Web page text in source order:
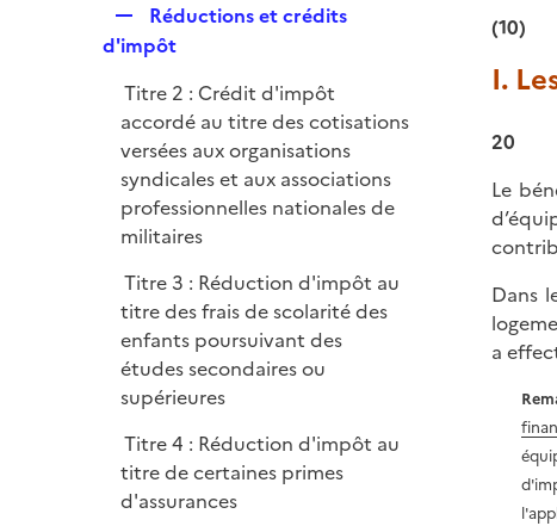
e
r
l
i
e
r
e
l
i
e
r
Réductions et crédits
d'impôt
Titre 2 : Crédit d'impôt
accordé au titre des cotisations
versées aux organisations
syndicales et aux associations
professionnelles nationales de
militaires
Titre 3 : Réduction d'impôt au
titre des frais de scolarité des
enfants poursuivant des
études secondaires ou
supérieures
Titre 4 : Réduction d'impôt au
titre de certaines primes
d'assurances
(10)
I.
20
Le
Dans
a